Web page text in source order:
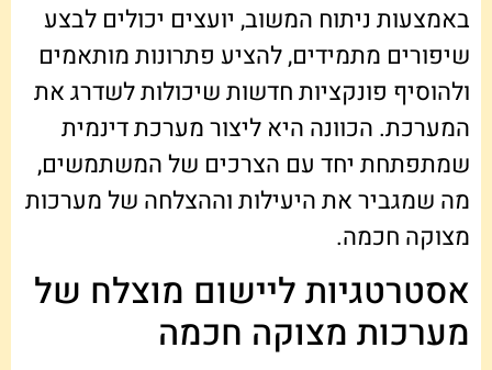
באמצעות ניתוח המשוב, יועצים יכולים לבצע
שיפורים מתמידים, להציע פתרונות מותאמים
ולהוסיף פונקציות חדשות שיכולות לשדרג את
המערכת. הכוונה היא ליצור מערכת דינמית
שמתפתחת יחד עם הצרכים של המשתמשים,
מה שמגביר את היעילות וההצלחה של מערכות
מצוקה חכמה.
אסטרטגיות ליישום מוצלח של
מערכות מצוקה חכמה